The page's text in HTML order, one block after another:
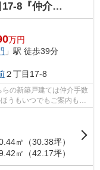
無料』新築戸建て
万円
」駅 徒歩39分
２丁目17-8
の新築戸建ては仲介手数
うもいつでもご案内もさ
㎡（30.38坪）
㎡（42.17坪）